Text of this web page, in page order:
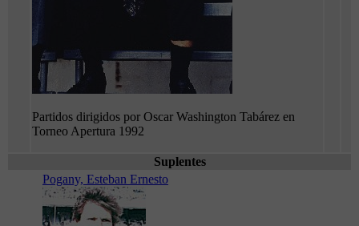
Partidos dirigidos por Oscar Washington Tabárez en
Torneo Apertura 1992
Suplentes
Pogany, Esteban Ernesto